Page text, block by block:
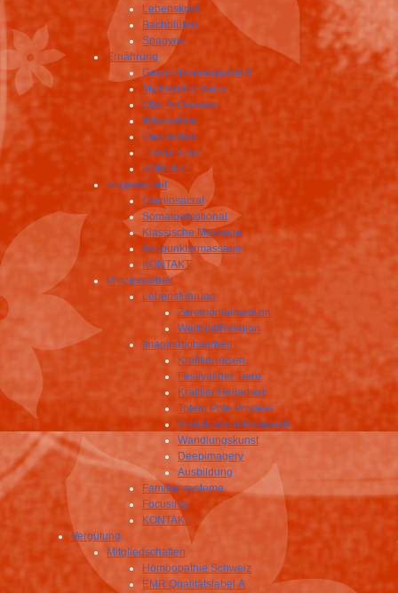
Lebenskraft
Bachblüten
Spagyrik
Ernährung
Gewichtsmanagement
My Healthy Steps
Obst & Gemüse
Wasserfilter
Gesundheit
Emma Kunz
KONTAKT
Körperarbeit
Craniosacral
Somatoemotional
Klassische Massage
Akupunkturmassage
KONTAKT
Prozessarbeit
Lebensführung
Zeremonialmedizin
Weltbild/Religion
Imaginationsarbeit
Krafttierreisen
Festival der Tiere
Krafttier Heilarbeit
Totem Pole Process
Visualization Research
Wandlungskunst
Deepimagery
Ausbildung
Familiensysteme
Focusing
KONTAKT
Vergütung
Mitgliedschaften
Homöopathie Schweiz
EMR Qualitätslabel A